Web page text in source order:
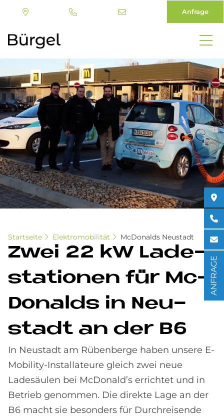
Inhalt
Anfrage
Startseite Elektromobilität McDonalds Neustadt
Zwei 22 kW La­de­
sta­tio­nen für Mc­
Do­nalds in Neu­
sta­dt an der B6
In Neustadt am Rübenberge haben unsere E-
Mobility-Installateure gleich zwei neue
Ladesäulen bei McDonald’s errichtet und in
Betrieb genommen. Die direkte Lage an der
B6 macht sie besonders für Durchreisende
ANFRAGE